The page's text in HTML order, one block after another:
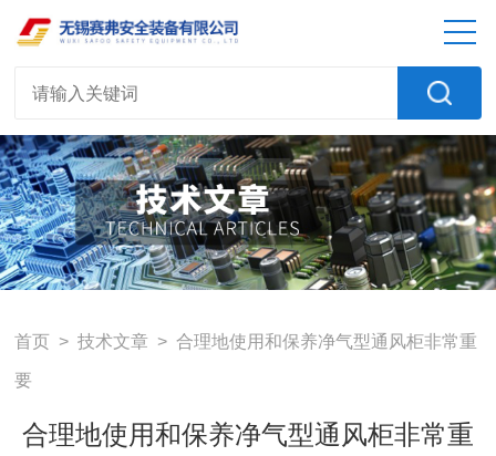
首页 >技术文章 > 合理地使用和保养净气型通风柜非常重
要
合理地使用和保养净气型通风柜非常重